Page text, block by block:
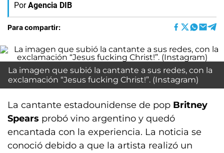
Por Agencia DIB
Para compartir:
La imagen que subió la cantante a sus redes, con la
exclamación “Jesus fucking Christ!”. (Instagram)
La cantante estadounidense de pop Britney
Spears probó vino argentino y quedó
encantada con la experiencia. La noticia se
conoció debido a que la artista realizó un